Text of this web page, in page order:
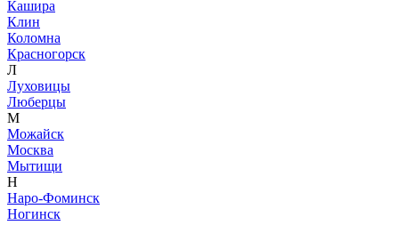
Кашира
Клин
Коломна
Красногорск
Л
Луховицы
Люберцы
М
Можайск
Москва
Мытищи
Н
Наро-Фоминск
Ногинск